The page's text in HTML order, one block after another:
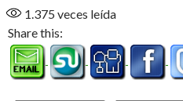
1.375 veces leída
Share this: